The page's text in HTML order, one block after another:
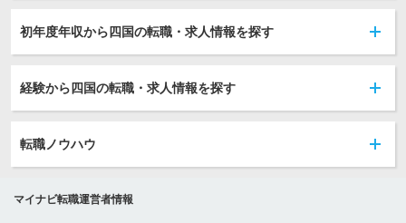
初年度年収から四国の転職・求人情報を探す
経験から四国の転職・求人情報を探す
転職ノウハウ
マイナビ転職運営者情報